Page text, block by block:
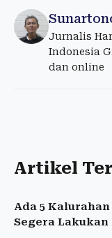
Jurnalis
Indonesia
dan online
Artikel
Ada 5
Segera Lakukan